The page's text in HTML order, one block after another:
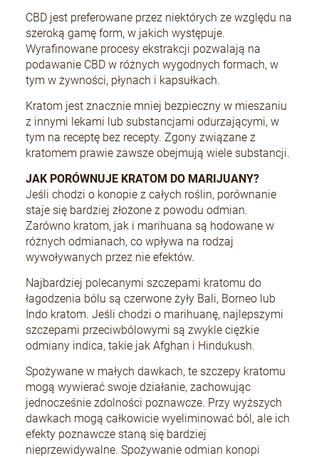
CBD jest preferowane przez niektórych ze względu na
szeroką gamę form, w jakich występuje.
Wyrafinowane procesy ekstrakcji pozwalają na
podawanie CBD w różnych wygodnych formach, w
tym w żywności, płynach i kapsułkach.
Kratom jest znacznie mniej bezpieczny w mieszaniu
z innymi lekami lub substancjami odurzającymi, w
tym na receptę bez recepty. Zgony związane z
kratomem prawie zawsze obejmują wiele substancji.
JAK PORÓWNUJE KRATOM DO MARIJUANY?
Jeśli chodzi o konopie z całych roślin, porównanie
staje się bardziej złożone z powodu odmian.
Zarówno kratom, jak i marihuana są hodowane w
różnych odmianach, co wpływa na rodzaj
wywoływanych przez nie efektów.
Najbardziej polecanymi szczepami kratomu do
łagodzenia bólu są czerwone żyły Bali, Borneo lub
Indo kratom. Jeśli chodzi o marihuanę, najlepszymi
szczepami przeciwbólowymi są zwykle ciężkie
odmiany indica, takie jak Afghan i Hindukush.
Spożywane w małych dawkach, te szczepy kratomu
mogą wywierać swoje działanie, zachowując
jednocześnie zdolności poznawcze. Przy wyższych
dawkach mogą całkowicie wyeliminować ból, ale ich
efekty poznawcze staną się bardziej
nieprzewidywalne. Spożywanie odmian konopi